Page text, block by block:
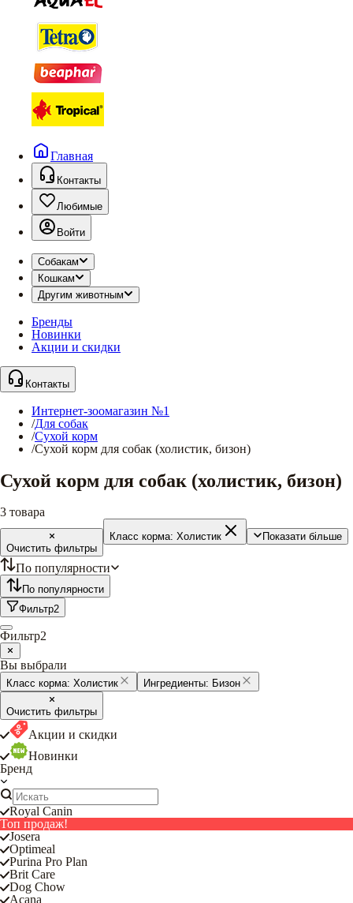
Главная
Контакты
Любимые
Войти
Собакам
Кошкам
Другим животным
Бренды
Новинки
Акции и скидки
Контакты
Интернет-зоомагазин №1
/Для собак
/Сухой корм
/Сухой корм для собак (холистик, бизон)
Сухой корм для собак (холистик, бизон)
3 товара
Очистить фильтры
Класс корма: Холистик Показати більше
По популярности
По популярности
Фильтр2
Фильтр2
Вы выбрали
Класс корма: Холистик Ингредиенты: Бизон
Очистить фильтры
Акции и скидки
Новинки
Бренд
Royal Canin
Топ продаж!
Josera
Optimeal
Purina Pro Plan
Brit Care
Dog Chow
Acana